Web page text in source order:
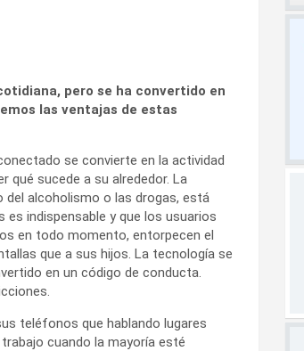
pero se ha convertido en
las ventajas de estas
se convierte en la actividad
qué sucede a su alrededor. La
alcoholismo o las drogas, está
indispensable y que los usuarios
en todo momento, entorpecen el
que a sus hijos. La tecnología se
en un código de conducta.
teléfonos que hablando lugares
cuando la mayoría esté